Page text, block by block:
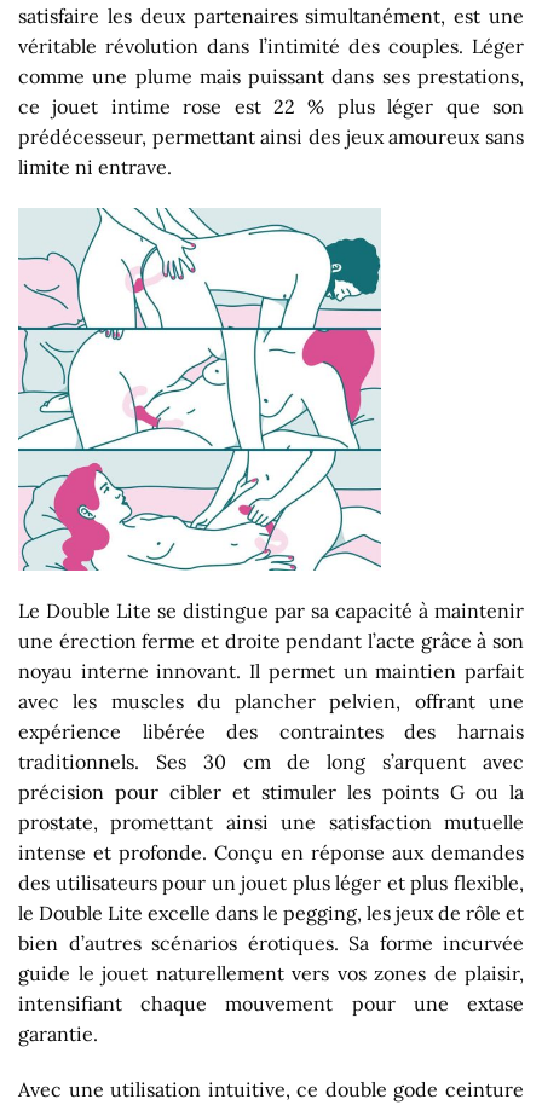
satisfaire les deux partenaires simultanément, est une
véritable révolution dans l’intimité des couples. Léger
comme une plume mais puissant dans ses prestations,
ce jouet intime rose est 22 % plus léger que son
prédécesseur, permettant ainsi des jeux amoureux sans
limite ni entrave.
Le Double Lite se distingue par sa capacité à maintenir
une érection ferme et droite pendant l’acte grâce à son
noyau interne innovant. Il permet un maintien parfait
avec les muscles du plancher pelvien, offrant une
expérience libérée des contraintes des harnais
traditionnels. Ses 30 cm de long s’arquent avec
précision pour cibler et stimuler les points G ou la
prostate, promettant ainsi une satisfaction mutuelle
intense et profonde. Conçu en réponse aux demandes
des utilisateurs pour un jouet plus léger et plus flexible,
le Double Lite excelle dans le pegging, les jeux de rôle et
bien d’autres scénarios érotiques. Sa forme incurvée
guide le jouet naturellement vers vos zones de plaisir,
intensifiant chaque mouvement pour une extase
garantie.
Avec une utilisation intuitive, ce double gode ceinture